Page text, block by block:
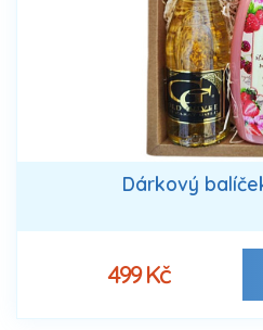
Dárkový
499 Kč